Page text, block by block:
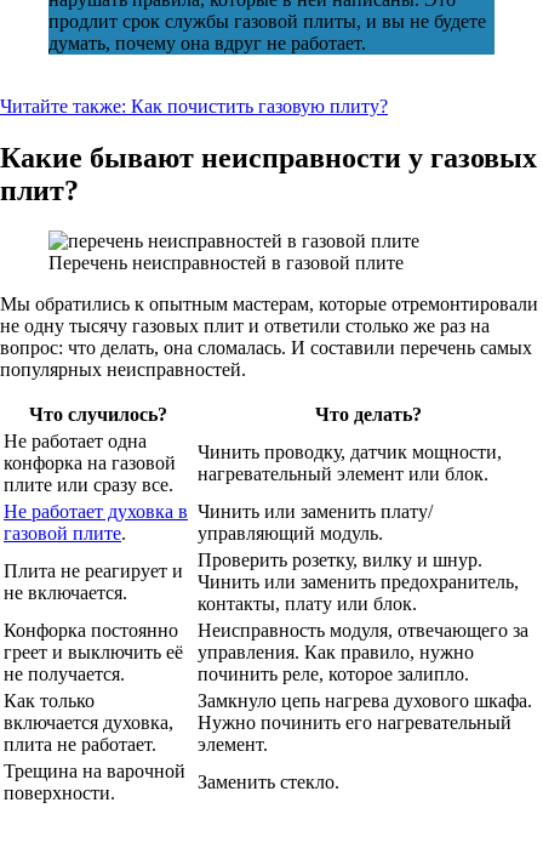
продлит срок службы газовой плиты, и вы не будете
думать, почему она вдруг не работает.
Читайте также: Как почистить газовую плиту?
Какие бывают неисправности у газовых
плит?
Перечень неисправностей в газовой плите
Мы обратились к опытным мастерам, которые отремонтировали
не одну тысячу газовых плит и ответили столько же раз на
вопрос: что делать, она сломалась. И составили перечень самых
популярных неисправностей.
Что случилось?
Что делать?
Не работает одна
конфорка на газовой
плите или сразу все.
Чинить проводку, датчик мощности,
нагревательный элемент или блок.
Не работает духовка в
газовой плите.
Чинить или заменить плату/
управляющий модуль.
Плита не реагирует и
не включается.
Проверить розетку, вилку и шнур.
Чинить или заменить предохранитель,
контакты, плату или блок.
Конфорка постоянно
греет и выключить её
не получается.
Неисправность модуля, отвечающего за
управления. Как правило, нужно
починить реле, которое залипло.
Как только
включается духовка,
плита не работает.
Замкнуло цепь нагрева духового шкафа.
Нужно починить его нагревательный
элемент.
Трещина на варочной
поверхности.
Заменить стекло.